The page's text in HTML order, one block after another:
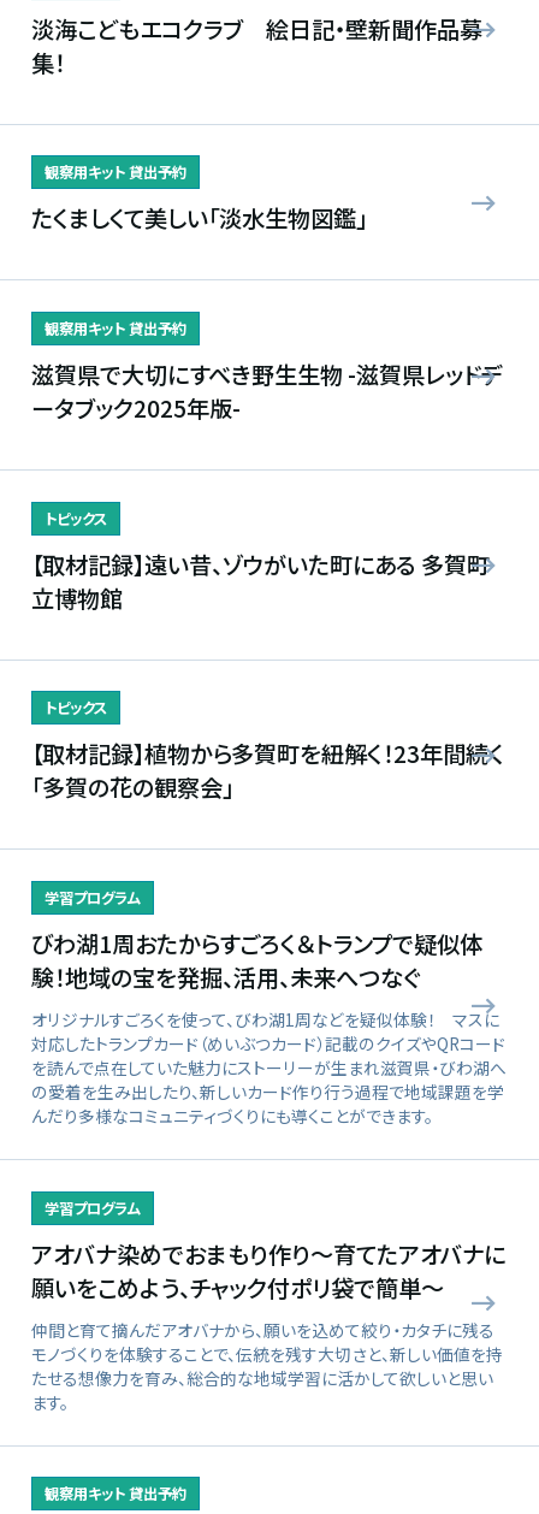
淡海こどもエコクラブ 絵日記・壁新聞作品募
集！
観察用キット 貸出予約
たくましくて美しい「淡水生物図鑑」
観察用キット 貸出予約
滋賀県で大切にすべき野生生物 -滋賀県レッドデ
ータブック2025年版-
トピックス
【取材記録】遠い昔、ゾウがいた町にある 多賀町
立博物館
トピックス
【取材記録】植物から多賀町を紐解く！23年間続く
「多賀の花の観察会」
学習プログラム
びわ湖1周おたからすごろく＆トランプで疑似体
験！地域の宝を発掘、活用、未来へつなぐ
オリジナルすごろくを使って、びわ湖1周などを疑似体験！ マスに
対応したトランプカード（めいぶつカード）記載のクイズやQRコード
を読んで点在していた魅力にストーリーが生まれ滋賀県・びわ湖へ
の愛着を生み出したり、新しいカード作り行う過程で地域課題を学
んだり多様なコミュニティづくりにも導くことができます。
学習プログラム
アオバナ染めでおまもり作り～育てたアオバナに
願いをこめよう、チャック付ポリ袋で簡単～
仲間と育て摘んだアオバナから、願いを込めて絞り・カタチに残る
モノづくりを体験することで、伝統を残す大切さと、新しい価値を持
たせる想像力を育み、総合的な地域学習に活かして欲しいと思い
ます。
観察用キット 貸出予約